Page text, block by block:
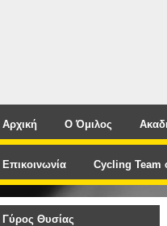
Αρχική Ο Όμιλος
Επικοινωνία Cycling Team
Γύρος Θυσίας